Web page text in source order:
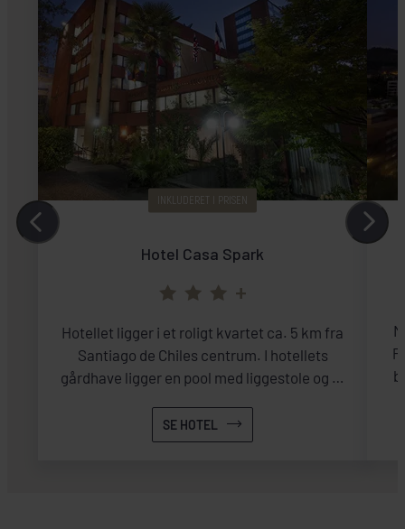
INKLUDERET I PRISEN
Hotel Casa Spark
+
Hotellet ligger i et roligt kvartet ca. 5 km fra
Santiago de Chiles centrum. I hotellets
gårdhave ligger en pool med liggestole og et
drink.
SE HOTEL